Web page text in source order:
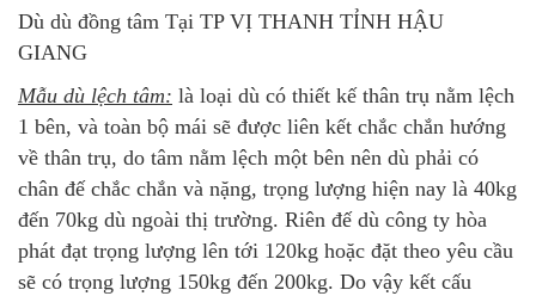
Dù dù đồng tâm Tại TP VỊ THANH TỈNH HẬU
GIANG
Mẫu dù lệch tâm: là loại dù có thiết kế thân trụ nằm lệch
1 bên, và toàn bộ mái sẽ được liên kết chắc chắn hướng
về thân trụ, do tâm nằm lệch một bên nên dù phải có
chân đế chắc chắn và nặng, trọng lượng hiện nay là 40kg
đến 70kg dù ngoài thị trường. Riên đế dù công ty hòa
phát đạt trọng lượng lên tới 120kg hoặc đặt theo yêu cầu
sẽ có trọng lượng 150kg đến 200kg. Do vậy kết cấu